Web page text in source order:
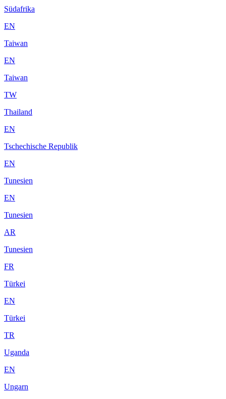
Südafrika
EN
Taiwan
EN
Taiwan
TW
Thailand
EN
Tschechische Republik
EN
Tunesien
EN
Tunesien
AR
Tunesien
FR
Türkei
EN
Türkei
TR
Uganda
EN
Ungarn